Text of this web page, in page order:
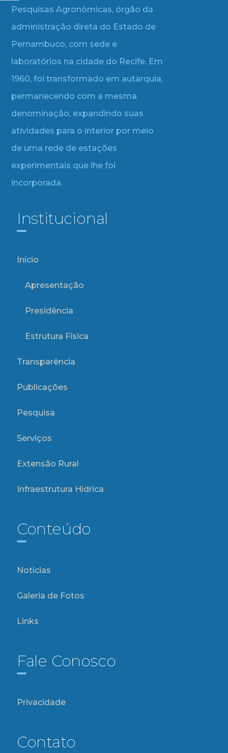
Pesquisas Agronômicas, órgão da
administração direta do Estado de
Pernambuco, com sede e
laboratórios na cidade do Recife. Em
1960, foi transformado em autarquia,
permanecendo com a mesma
denominação, expandindo suas
atividades para o interior por meio
de uma rede de estações
experimentais que lhe foi
incorporada.
Institucional
Início
Apresentação
Presidência
Estrutura Física
Transparência
Publicações
Pesquisa
Serviços
Extensão Rural
Infraestrutura Hídrica
Conteúdo
Notícias
Galeria de Fotos
Links
Fale Conosco
Privacidade
Contato